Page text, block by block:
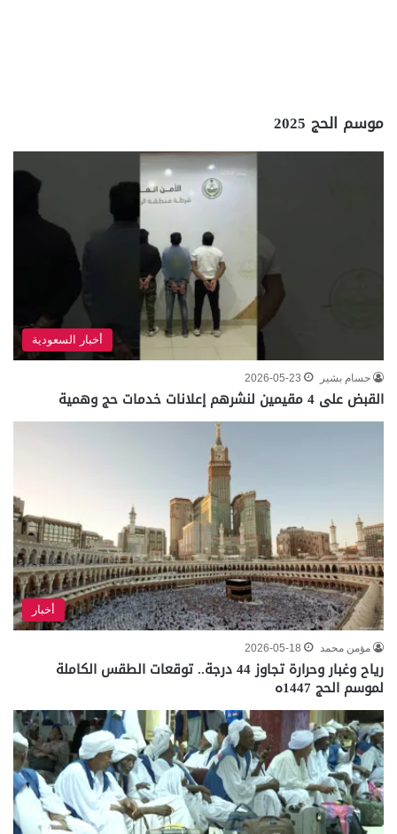
موسم الحج 2025
أخبار السعودية
حسام بشير 2026-05-23
القبض على 4 مقيمين لنشرهم إعلانات خدمات حج وهمية
أخبار
مؤمن محمد 2026-05-18
رياح وغبار وحرارة تجاوز 44 درجة.. توقعات الطقس الكاملة
لموسم الحج 1447ه